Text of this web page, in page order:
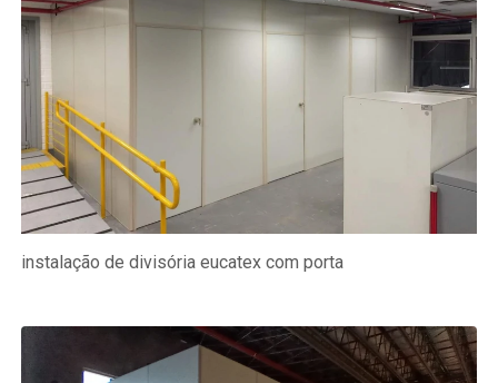
instalação de divisória eucatex com porta